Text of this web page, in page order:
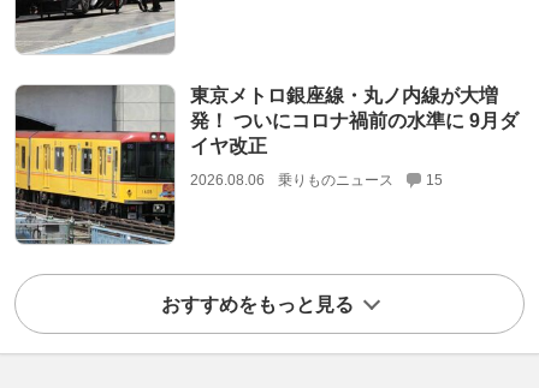
東京メトロ銀座線・丸ノ内線が大増
発！ ついにコロナ禍前の水準に 9月ダ
イヤ改正
2026.08.06 乗りものニュース 15
おすすめをもっと見る